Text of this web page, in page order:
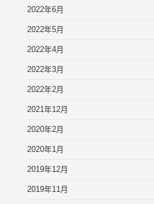
2022年6月
2022年5月
2022年4月
2022年3月
2022年2月
2021年12月
2020年2月
2020年1月
2019年12月
2019年11月